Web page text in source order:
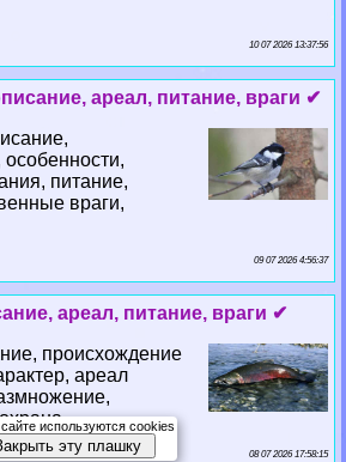
10 07 2026 13:37:56
ареал, питание, враги ✔
питание,
враги,
09 07 2026 4:56:37
ареал, питание, враги ✔
происхождение
ареал
08 07 2026 17:58:15
используются cookies
эту плашку